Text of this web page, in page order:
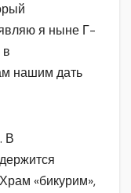
я ныне Г-
нашим дать
В
«бикурим»,